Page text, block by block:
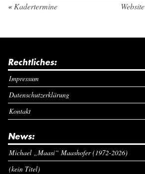
«Kadertermine
Rechtliches:
Impressum
Datenschutzerklärung
Kontakt
News:
Michael „Maasi“ Maashofer (1972-2026)
(kein Titel)